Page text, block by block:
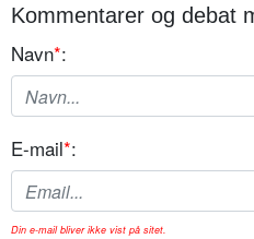
Kommentarer og debat
Navn*:
E-mail*:
Din e-mail bliver ikke vist på sitet.